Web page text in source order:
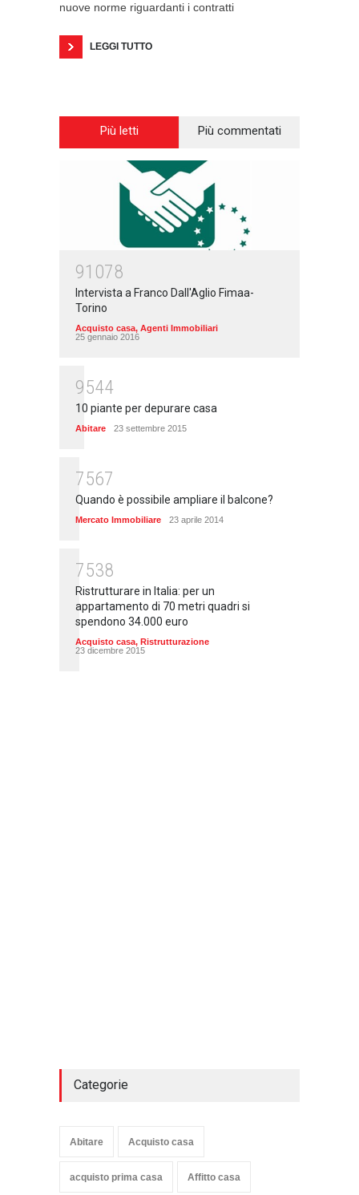
nuove norme riguardanti i contratti
LEGGI TUTTO
Più letti Più commentati
91078
Intervista a Franco Dall'Aglio Fimaa-
Torino
Acquisto casa, Agenti Immobiliari
25 gennaio 2016
9544
10 piante per depurare casa
Abitare 23 settembre 2015
7567
Quando è possibile ampliare il balcone?
Mercato Immobiliare 23 aprile 2014
7538
Ristrutturare in Italia: per un
appartamento di 70 metri quadri si
spendono 34.000 euro
Acquisto casa, Ristrutturazione
23 dicembre 2015
Categorie
Abitare Acquisto casa
acquisto prima casa Affitto casa